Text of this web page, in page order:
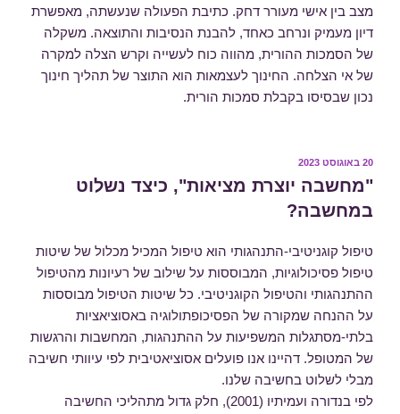
מצב בין אישי מעורר דחק. כתיבת הפעולה שנעשתה, מאפשרת
דיון מעמיק ונרחב כאחד, להבנת הנסיבות והתוצאה. משקלה
של הסמכות ההורית, מהווה כוח לעשייה וקרש הצלה למקרה
של אי הצלחה. החינוך לעצמאות הוא התוצר של תהליך חינוך
נכון שבסיסו בקבלת סמכות הורית.
פורסם
ב
20 באוגוסט 2023
"מחשבה יוצרת מציאות", כיצד נשלוט
במחשבה?
טיפול קוגניטיבי-התנהגותי הוא טיפול המכיל מכלול של שיטות
טיפול פסיכולוגיות, המבוססות על שילוב של רעיונות מהטיפול
ההתנהגותי והטיפול הקוגניטיבי. כל שיטות הטיפול מבוססות
על ההנחה שמקורה של הפסיכופתולוגיה באסוציאציות
בלתי-מסתגלות המשפיעות על ההתנהגות, המחשבות והרגשות
של המטופל. דהיינו אנו פועלים אסוציאטיבית לפי עיוותי חשיבה
מבלי לשלוט בחשיבה שלנו.
לפי בנדורה ועמיתיו (2001), חלק גדול מתהליכי החשיבה